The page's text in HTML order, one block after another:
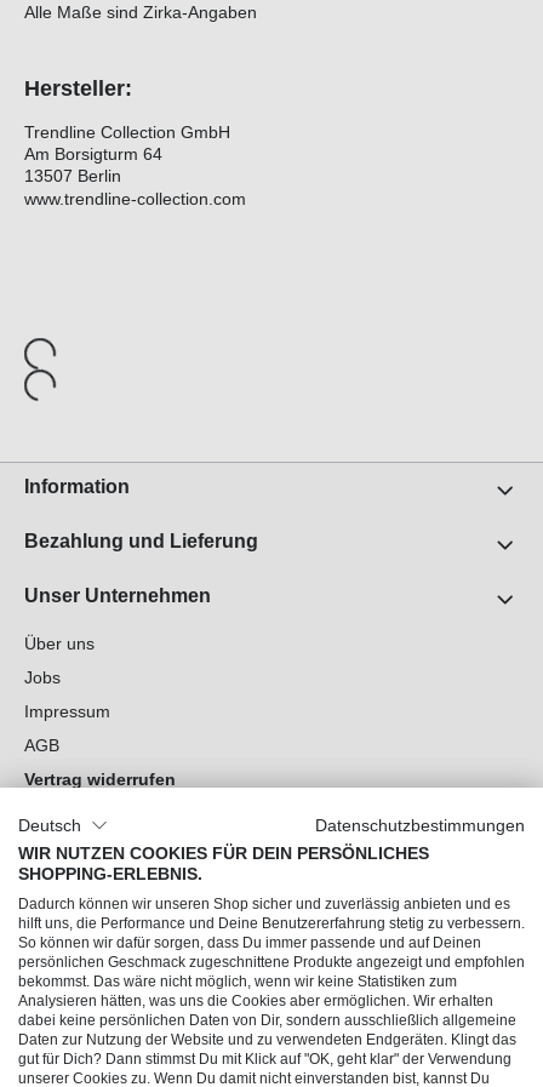
Alle Maße sind Zirka-Angaben
Hersteller:
Trendline Collection GmbH
Am Borsigturm 64
13507 Berlin
www.trendline-collection.com
Information
Bezahlung und Lieferung
Unser Unternehmen
Über uns
Jobs
Impressum
AGB
Vertrag widerrufen
Cookie-Einstellungen
Du hast Fragen?
Unsere Socials
Deutsch
Datenschutzbestimmungen
WIR NUTZEN COOKIES FÜR DEIN PERSÖNLICHES
SHOPPING-ERLEBNIS.
Dadurch können wir unseren Shop sicher und zuverlässig anbieten und es
hilft uns, die Performance und Deine Benutzererfahrung stetig zu verbessern.
So können wir dafür sorgen, dass Du immer passende und auf Deinen
persönlichen Geschmack zugeschnittene Produkte angezeigt und empfohlen
bekommst. Das wäre nicht möglich, wenn wir keine Statistiken zum
Analysieren hätten, was uns die Cookies aber ermöglichen. Wir erhalten
dabei keine persönlichen Daten von Dir, sondern ausschließlich allgemeine
Daten zur Nutzung der Website und zu verwendeten Endgeräten. Klingt das
gut für Dich? Dann stimmst Du mit Klick auf "OK, geht klar" der Verwendung
unserer Cookies zu. Wenn Du damit nicht einverstanden bist, kannst Du